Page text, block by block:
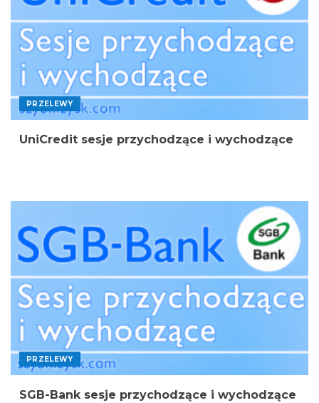
PRZELEWY
UniCredit sesje przychodzące i wychodzące
PRZELEWY
SGB-Bank sesje przychodzące i wychodzące